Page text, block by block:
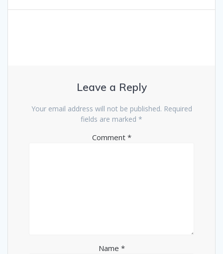
Leave a Reply
Your email address will not be published. Required
fields are marked *
Comment *
Name *